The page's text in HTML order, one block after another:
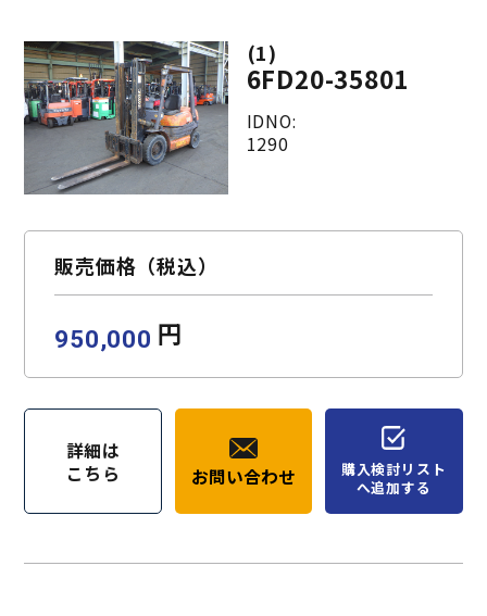
(1)
6FD20-35801
IDNO:
1290
販売価格（税込）
950,000 円
詳細は
こちら
お問い合わせ
購入検討リスト
へ追加する